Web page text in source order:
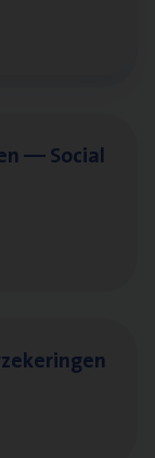
— Soci­al